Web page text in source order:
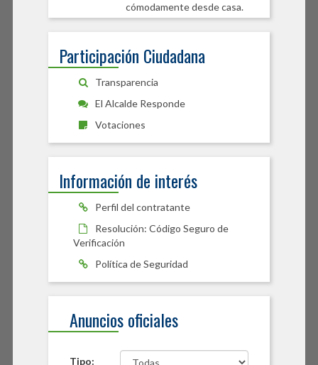
cómodamente desde casa.
Participación Ciudadana
Transparencia
El Alcalde Responde
Votaciones
Información de interés
Perfil del contratante
Resolución: Código Seguro de
Verificación
Política de Seguridad
Anuncios oficiales
Tipo: